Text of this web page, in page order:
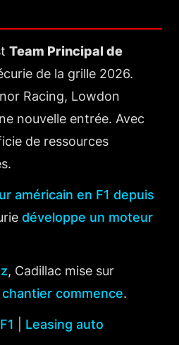
Team Principal de
de la grille 2026.
Racing, Lowdon
nouvelle entrée. Avec
de ressources
américain en F1 depuis
développe un moteur
, Cadillac mise sur
chantier commence.
Leasing auto